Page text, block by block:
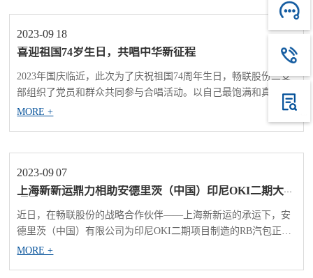
2023-09 18
喜迎祖国74岁生日，共唱中华新征程
2023年国庆临近，此次为了庆祝祖国74周年生日，畅联股份二支
部组织了党员和群众共同参与合唱活动。以自己最饱满和真挚的
歌声，向祖国的74周年献礼。 畅联股份坚决拥护中国共产党的领
导，不忘革命前辈艰苦奋斗的岁月，如今虽然不似战火纷飞的年
取。前辈为我们开创了和...
MORE +
2023-09 07
上海新新运鼎力相助安德里茨（中国）印尼OKI二期大件
近日，在畅联股份的战略合作伙伴——上海新新运的承运下，安
德里茨（中国）有限公司为印尼OKI二期项目制造的RB汽包正式
成功发运。该汽包刷新全球最大碱回收炉汽包记录，全长35米、
MORE +